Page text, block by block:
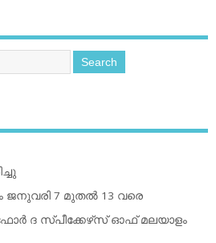
7 മുതല്‍ 13 വരെ
ദ സ്പീക്കേഴ്‌സ് ഓഫ് മലയാളം